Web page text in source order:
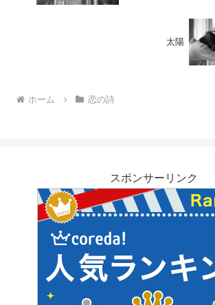
太陽
ホーム 恋の詩
スポンサーリンク